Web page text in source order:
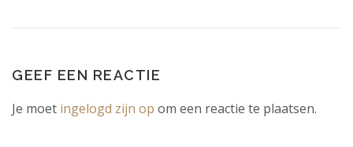
GEEF EEN REACTIE
Je moet ingelogd zijn op om een reactie te plaatsen.